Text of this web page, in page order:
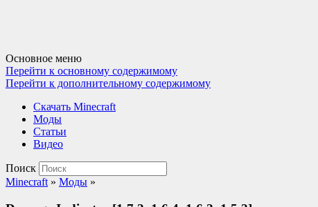
Основное меню
Перейти к основному содержимому
Перейти к дополнительному содержимому
Cкачать Minecraft
Моды
Статьи
Видео
Поиск
Minecraft » Моды »